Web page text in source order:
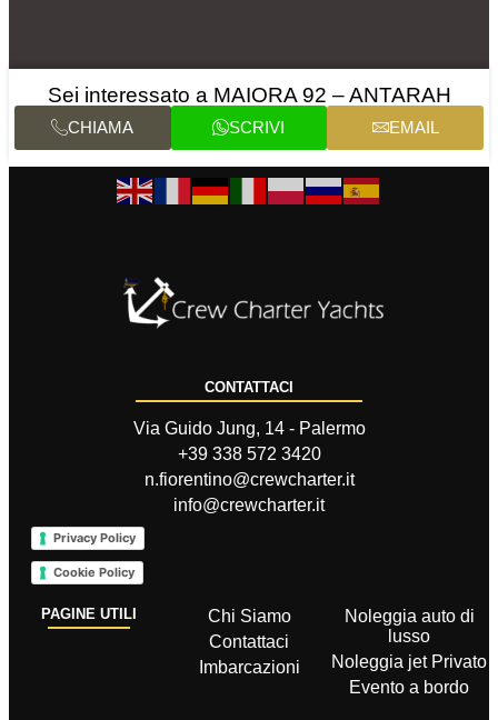
Sei interessato a MAIORA 92 – ANTARAH
CHIAMA SCRIVI EMAIL
CONTATTACI
Via Guido Jung, 14 - Palermo
+39 338 572 3420
n.fiorentino@crewcharter.it
info@crewcharter.it
Privacy Policy
Cookie Policy
PAGINE UTILI
Chi Siamo
Contattaci
Imbarcazioni
Noleggia auto di
lusso
Noleggia jet Privato
Evento a bordo